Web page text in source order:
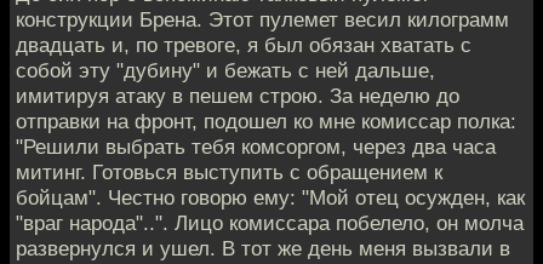
конструкции Брена. Этот пулемет весил килограмм
двадцать и, по тревоге, я был обязан хватать с
собой эту "дубину" и бежать с ней дальше,
имитируя атаку в пешем строю. За неделю до
отправки на фронт, подошел ко мне комиссар полка:
"Решили выбрать тебя комсоргом, через два часа
митинг. Готовься выступить с обращением к
бойцам". Честно говорю ему: "Мой отец осужден, как
"враг народа"..". Лицо комиссара побелело, он молча
развернулся и ушел. В тот же день меня вызвали в